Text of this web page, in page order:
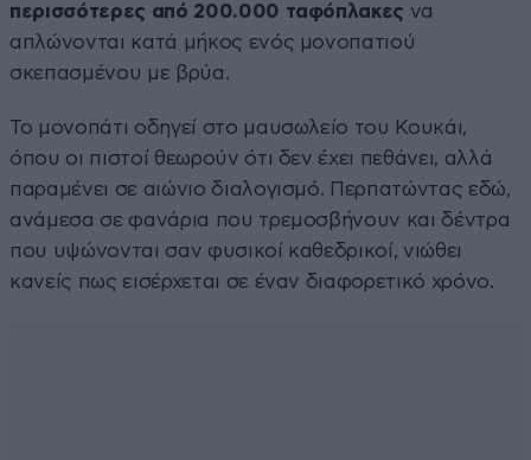
περισσότερες από 200.000 ταφόπλακες να
απλώνονται κατά μήκος ενός μονοπατιού
σκεπασμένου με βρύα.
Το μονοπάτι οδηγεί στο μαυσωλείο του Κουκάι,
όπου οι πιστοί θεωρούν ότι δεν έχει πεθάνει, αλλά
παραμένει σε αιώνιο διαλογισμό. Περπατώντας εδώ,
ανάμεσα σε φανάρια που τρεμοσβήνουν και δέντρα
που υψώνονται σαν φυσικοί καθεδρικοί, νιώθει
κανείς πως εισέρχεται σε έναν διαφορετικό χρόνο.